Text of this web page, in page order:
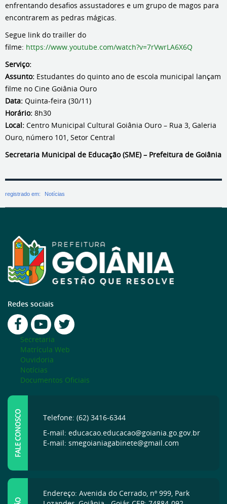
enfrentando desafios assustadores e um grupo de magos para
encontrarem as pedras mágicas.
Segue link do trailler do
filme: https://www.youtube.com/watch?v=7rVwrLA6X6Q
Serviço:
Assunto: Estudantes do quinto ano de escola municipal lançam
filme no Cine Goiânia Ouro
Data: Quinta-feira (30/11)
Horário: 8h30
Local: Centro Municipal Cultural Goiânia Ouro – Rua 3, Galeria
Ouro, número 101, Setor Central
Secretaria Municipal de Educação (SME) – Prefeitura de Goiânia
registrado em: Notícias
Redes sociais
Secretaria
Matrícula Web
Ouvidoria
Notícias
Documentos Oficiais
FALE CONOSCO
Telefone: (62) 3416-6344
E-mail: educacao.educacao@goiania.go.gov.br
E-mail: smegoianiagabinete@gmail.com
Endereço: Avenida do Cerrado, nº 999, Park